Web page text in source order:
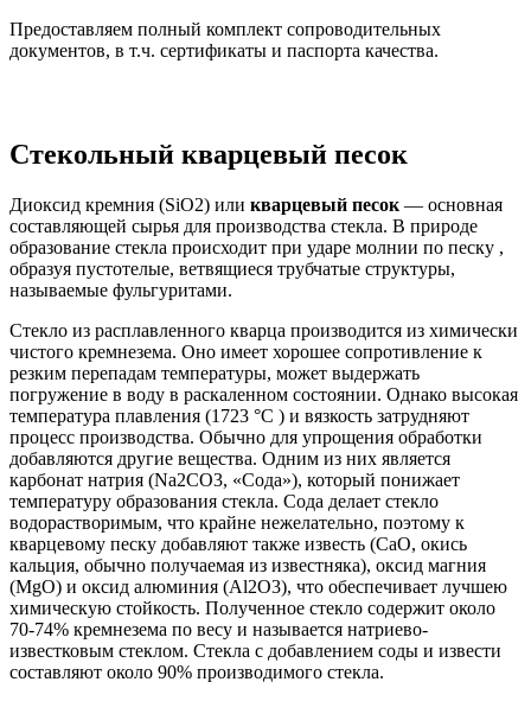
Предоставляем полный комплект сопроводительных
документов, в т.ч. сертификаты и паспорта качества.
Стекольный кварцевый песок
Диоксид кремния (SiO2) или кварцевый песок — основная
составляющей сырья для производства стекла. В природе
образование стекла происходит при ударе молнии по песку ,
образуя пустотелые, ветвящиеся трубчатые структуры,
называемые фульгуритами.
Стекло из расплавленного кварца производится из химически
чистого кремнезема. Оно имеет хорошее сопротивление к
резким перепадам температуры, может выдержать
погружение в воду в раскаленном состоянии. Однако высокая
температура плавления (1723 °C ) и вязкость затрудняют
процесс производства. Обычно для упрощения обработки
добавляются другие вещества. Одним из них является
карбонат натрия (Na2CО3, «Сода»), который понижает
температуру образования стекла. Сода делает стекло
водорастворимым, что крайне нежелательно, поэтому к
кварцевому песку добавляют также известь (CaO, окись
кальция, обычно получаемая из известняка), оксид магния
(MgO) и оксид алюминия (Al2O3), что обеспечивает лучшею
химическую стойкость. Полученное стекло содержит около
70-74% кремнезема по весу и называется натриево-
известковым стеклом. Стекла с добавлением соды и извести
составляют около 90% производимого стекла.